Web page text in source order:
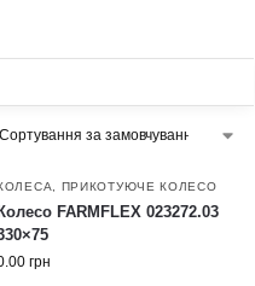
ПРИКОТУЮЧЕ КОЛЕСО
Колесо FARMFLEX 023272.03
грн